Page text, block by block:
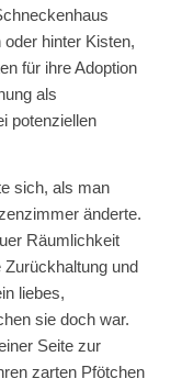
hinter Kisten,
für ihre Adoption
als
potenziellen
sich, als man
änderte.
Räumlichkeit
und
liebes,
sie doch war.
Seite zur
zarten Pfötchen